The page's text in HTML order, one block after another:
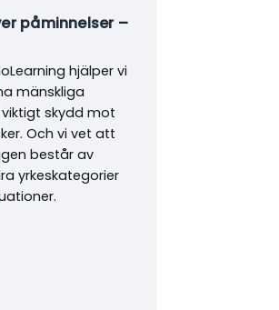
påminnelser –
hjälper vi
mänskliga
skydd mot
Och vi vet att
består av
yrkeskategorier